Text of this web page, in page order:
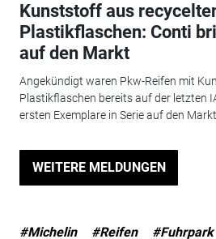
Kunststoff aus
Plastikflaschen: Conti
auf den Markt
Angekündigt waren Pkw-Reifen mit
Plastikflaschen bereits auf der letzten
ersten Exemplare in Serie auf den Markt.
WEITERE MELDUNGEN
#Michelin #Reifen #Fuhrpark